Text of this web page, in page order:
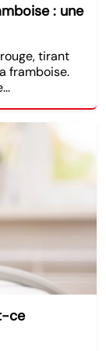
: une
tirant
framboise.
ce